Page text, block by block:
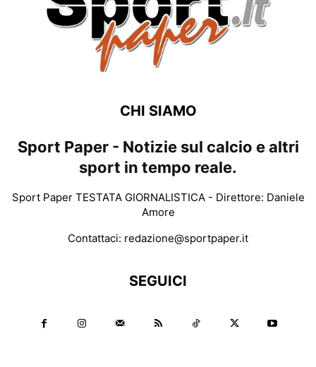
CHI SIAMO
Sport Paper - Notizie sul calcio e altri
sport in tempo reale.
Sport Paper TESTATA GIORNALISTICA - Direttore: Daniele
Amore
Contattaci: redazione@sportpaper.it
SEGUICI